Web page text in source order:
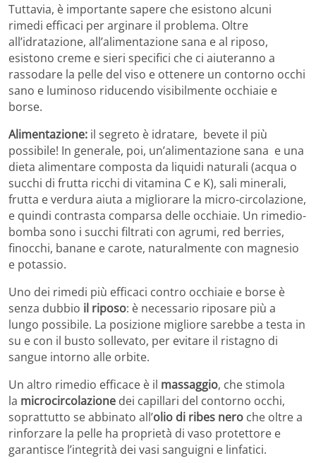
Tuttavia, è importante sapere che esistono alcuni
rimedi efficaci per arginare il problema. Oltre
all’idratazione, all’alimentazione sana e al riposo,
esistono creme e sieri specifici che ci aiuteranno a
rassodare la pelle del viso e ottenere un contorno occhi
sano e luminoso riducendo visibilmente occhiaie e
borse.
Alimentazione: il segreto è idratare, bevete il più
possibile! In generale, poi, un’alimentazione sana e una
dieta alimentare composta da liquidi naturali (acqua o
succhi di frutta ricchi di vitamina C e K), sali minerali,
frutta e verdura aiuta a migliorare la micro-circolazione,
e quindi contrasta comparsa delle occhiaie. Un rimedio-
bomba sono i succhi filtrati con agrumi, red berries,
finocchi, banane e carote, naturalmente con magnesio
e potassio.
Uno dei rimedi più efficaci contro occhiaie e borse è
senza dubbio il riposo: è necessario riposare più a
lungo possibile. La posizione migliore sarebbe a testa in
su e con il busto sollevato, per evitare il ristagno di
sangue intorno alle orbite.
Un altro rimedio efficace è il massaggio, che stimola
la microcircolazione dei capillari del contorno occhi,
soprattutto se abbinato all’olio di ribes nero che oltre a
rinforzare la pelle ha proprietà di vaso protettore e
garantisce l’integrità dei vasi sanguigni e linfatici.